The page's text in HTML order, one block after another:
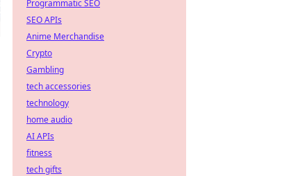
Programmatic SEO
SEO APIs
Anime Merchandise
Crypto
Gambling
tech accessories
technology
home audio
AI APIs
fitness
tech gifts